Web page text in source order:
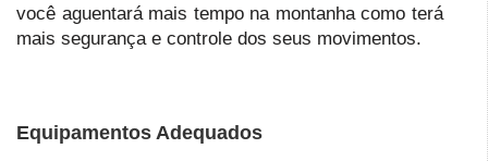
você aguentará mais tempo na montanha como terá
mais segurança e controle dos seus movimentos.
Equipamentos Adequados